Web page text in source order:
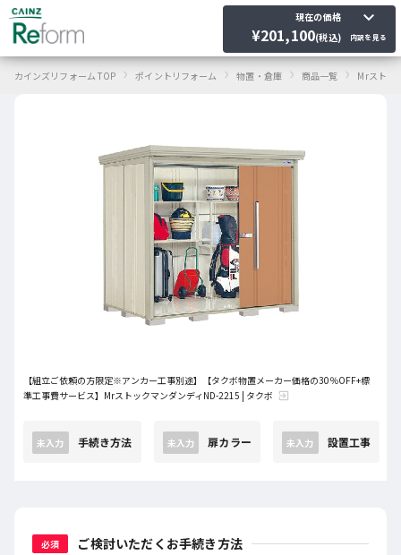
カインズリフォーム TOP › ポイントリフォーム › 物置・倉庫 › 商品一覧 › Mrストッ
【組立ご依頼の方限定※アンカー工事別途】【タクボ物置メーカー価格の30％OFF+標
準工事費サービス】MrストックマンダンディND-2215 | タクボ exit_to_app
未入力 手続き方法 未入力 扉カラー 未入力 設置工事
必須 ご検討いただくお手続き方法
現在の価格
¥201,100(税込)
keyboard_arrow_down
内訳を見る